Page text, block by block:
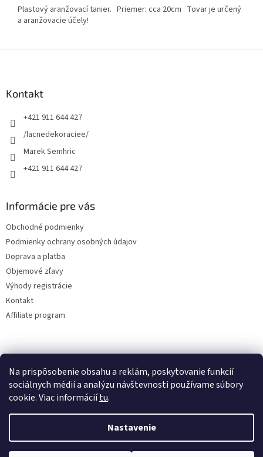
Na prispôsobenie obsahu a reklám, poskytovanie funkcií
sociálnych médií a analýzu návštevnosti používame súbory
cookie. Viac informáciítu.
Nastavenie
Plastový aranžovací tanier. Priemer: cca 20cm Tovar je určený
a aranžovacie účely!
Kontakt
+421 911 644 427
/lacnedekoraciee/
Marek Semhric
+421 911 644 427
Informácie pre vás
Obchodné podmienky
Podmienky ochrany osobných údajov
Doprava a platba
Objemové zľavy
Výhody registrácie
Kontakt
Affiliate program
Copyright 2026lacne-dekoracie.sk. Všetky práva vyhradené.